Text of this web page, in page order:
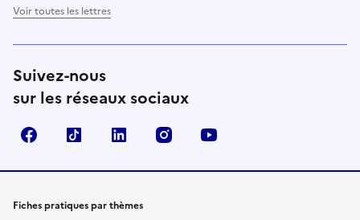
Voir toutes les lettres
Suivez-nous
sur les réseaux sociaux
FacebookTikTok LinkedIn Instagram
Fiches pratiques par thèmes